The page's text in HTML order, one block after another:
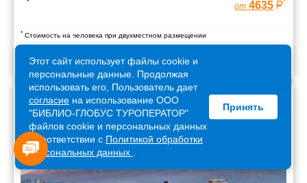
от 4635
* Стоимость на человека при двухместном размещении
Армения
Этот сайт использует файлы cookie и
персональные данные. Продолжая
использовать его, Пользователь дает
согласие на использование ООО
"БИБЛИО-ГЛОБУС ТУРОПЕРАТОР"
файлов cookie и персональных данных
в соответствии с Политикой обработки
персональных данных
Принять